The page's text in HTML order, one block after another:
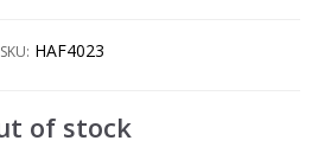
SKU: HAF4023
of stock